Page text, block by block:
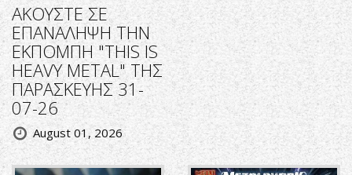
ΑΚΟΥΣΤΕ ΣΕ
ΕΠΑΝΑΛΗΨΗ ΤΗΝ
ΕΚΠΟΜΠΗ "THIS IS
HEAVY METAL" ΤΗΣ
ΠΑΡΑΣΚΕΥΗΣ 31-
07-26
August 01, 2026